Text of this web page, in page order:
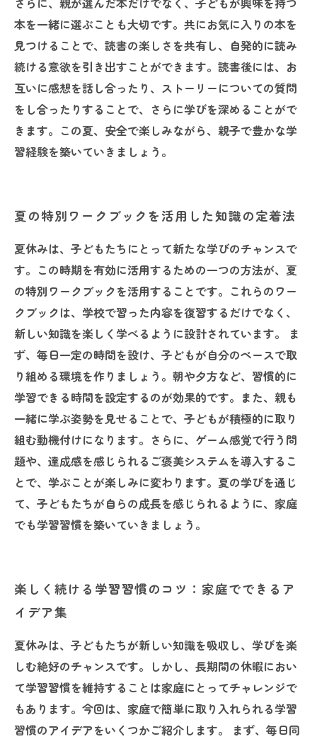
本を一緒に選ぶことも大切です。共にお気に入りの本を
見つけることで、読書の楽しさを共有し、自発的に読み
続ける意欲を引き出すことができます。読書後には、お
互いに感想を話し合ったり、ストーリーについての質問
をし合ったりすることで、さらに学びを深めることがで
きます。この夏、安全で楽しみながら、親子で豊かな学
習経験を築いていきましょう。
夏の特別ワークブックを活用した知識の定着法
夏休みは、子どもたちにとって新たな学びのチャンスで
す。この時期を有効に活用するための一つの方法が、夏
の特別ワークブックを活用することです。これらのワー
クブックは、学校で習った内容を復習するだけでなく、
新しい知識を楽しく学べるように設計されています。 ま
ず、毎日一定の時間を設け、子どもが自分のペースで取
り組める環境を作りましょう。朝や夕方など、習慣的に
学習できる時間を設定するのが効果的です。また、親も
一緒に学ぶ姿勢を見せることで、子どもが積極的に取り
組む動機付けになります。さらに、ゲーム感覚で行う問
題や、達成感を感じられるご褒美システムを導入するこ
とで、学ぶことが楽しみに変わります。夏の学びを通じ
て、子どもたちが自らの成長を感じられるように、家庭
でも学習習慣を築いていきましょう。
楽しく続ける学習習慣のコツ：家庭でできるア
イデア集
夏休みは、子どもたちが新しい知識を吸収し、学びを楽
しむ絶好のチャンスです。しかし、長期間の休暇におい
て学習習慣を維持することは家庭にとってチャレンジで
もあります。今回は、家庭で簡単に取り入れられる学習
習慣のアイデアをいくつかご紹介します。 まず、毎日同